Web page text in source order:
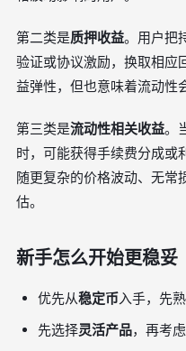
第二类是质押收益。用户把
验证或协议激励，换取相应
益弹性，但也意味着流动性
第三类是流动性相关收益。
时，可能获得手续费分成或
随更复杂的价格波动、无常
估。
新手怎么开始更稳妥
优先从稳定币入手，先
先选择灵活产品，再考